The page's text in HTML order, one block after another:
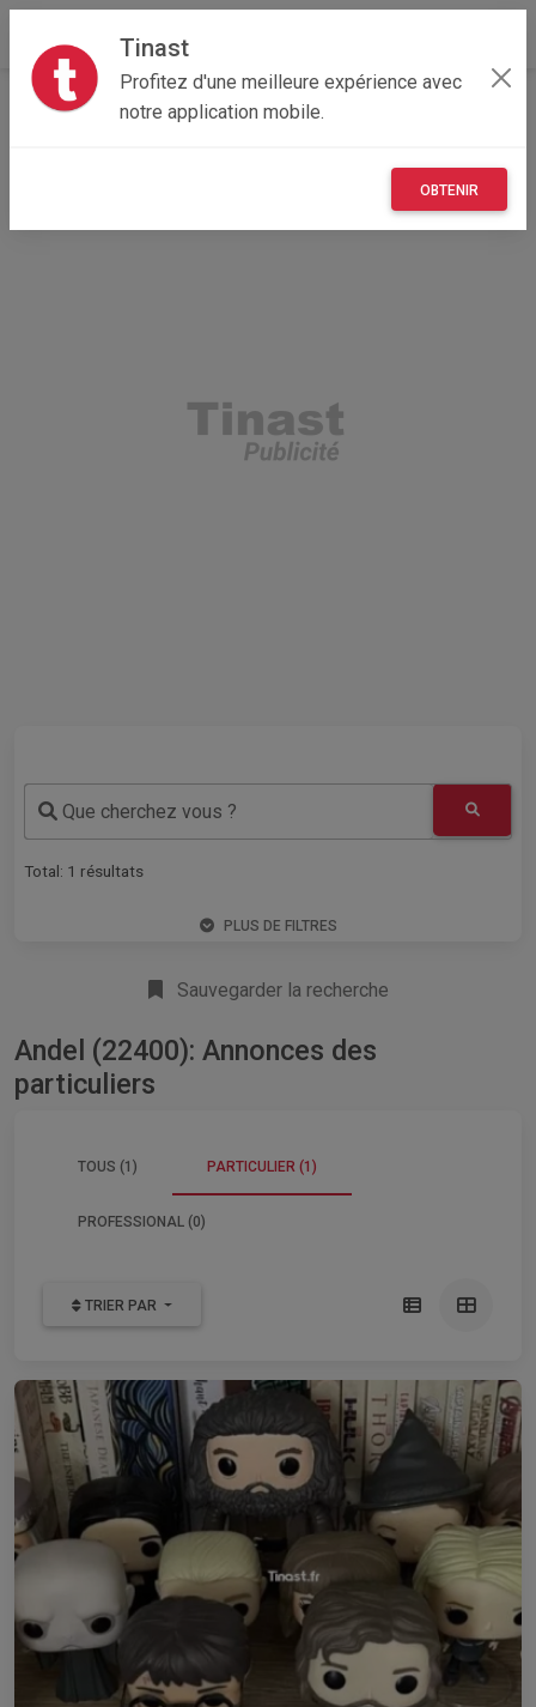
Tinast
Profitez d'une meilleure expérience avec
notre application mobile.
OBTENIR
Accueil Recherche Particulier
Que cherchez vous ?
Total: 1 résultats
PLUS DE FILTRES
Sauvegarder la recherche
Andel (22400): Annonces des
particuliers
TOUS (1) PARTICULIER (1)
PROFESSIONAL (0)
TRIER PAR